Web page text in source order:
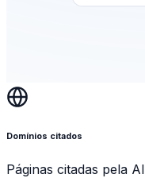
Domínios citados
Páginas citadas pela AI